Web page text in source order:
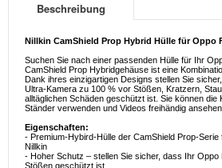
Beschreibung
Nillkin CamShield Prop Hybrid Hülle für Oppo
Suchen Sie nach einer passenden Hülle für Ihr
CamShield Prop Hybridgehäuse ist eine
Dank ihres einzigartigen Designs stellen Sie
Ultra-Kamera zu 100 % vor Stößen, Kratzern,
alltäglichen Schäden geschützt ist. Sie können die
Ständer verwenden und Videos freihändig ansehen.
Eigenschaften:
- Premium-Hybird-Hülle der CamShield Prop-
Nillkin
- Hoher Schutz – stellen Sie sicher, dass Ihr Oppo
Stößen geschützt ist